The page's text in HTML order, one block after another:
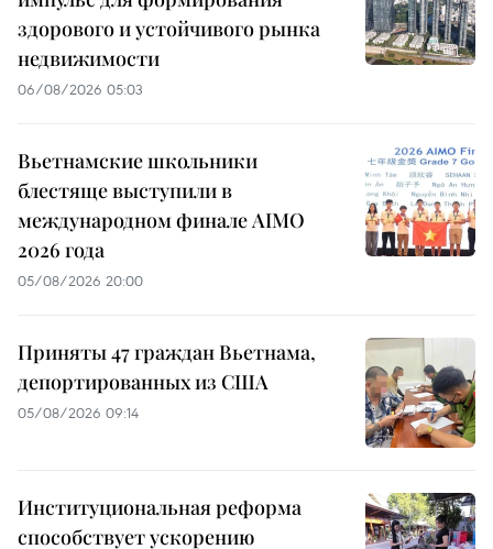
здорового и устойчивого рынка
недвижимости
06/08/2026 05:03
Вьетнамские школьники
блестяще выступили в
международном финале AIMO
2026 года
05/08/2026 20:00
Приняты 47 граждан Вьетнама,
депортированных из США
05/08/2026 09:14
Институциональная реформа
способствует ускорению